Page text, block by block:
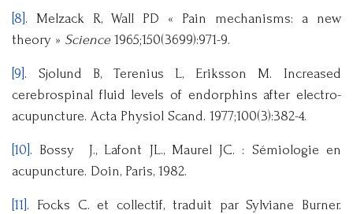
[8] . Melzack R, Wall PD « Pain mechanisms: a new
theory » Science 1965;150(3699):971-9.
[9] . Sjolund B, Terenius L, Eriksson M. Increased
cerebrospinal fluid levels of endorphins after electro-
acupuncture. Acta Physiol Scand. 1977;100(3):382-4.
[10] . Bossy J., Lafont JL., Maurel JC. : Sémiologie en
acupuncture. Doin, Paris, 1982.
[11] . Focks C. et collectif, traduit par Sylviane Burner.